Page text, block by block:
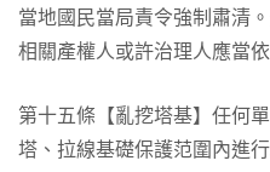
當地國民當局責令強制肅清
相關產權人或許治理人應當
第十五條【亂挖塔基】任何
塔、拉線基礎保護范圍內進